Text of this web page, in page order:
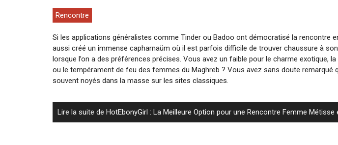
Rencontre
Si les applications généralistes comme Tinder ou Badoo ont démocratisé la rencontre
aussi créé un immense capharnaüm où il est parfois difficile de trouver chaussure à
lorsque l’on a des préférences précises. Vous avez un faible pour le charme exotique,
ou le tempérament de feu des femmes du Maghreb ? Vous avez sans doute remarqué
souvent noyés dans la masse sur les sites classiques.
Lire la suite de HotEbonyGirl : La Meilleure Option pour une Rencontre Femme Métisse